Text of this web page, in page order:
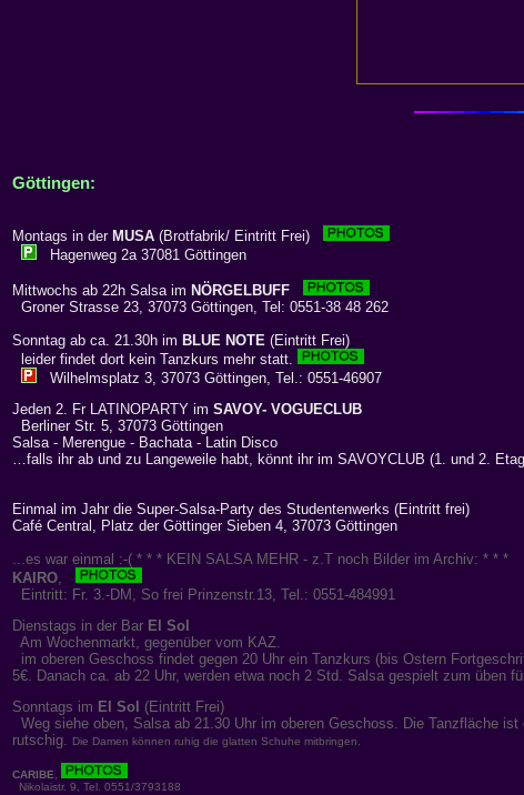
Göttingen:
Montags in der MUSA (Brotfabrik/ Eintritt Frei)
Hagenweg 2a 37081 Göttingen
Mittwochs ab 22h Salsa im NÖRGELBUFF
Groner Strasse 23, 37073 Göttingen, Tel: 0551-38 48 262
Sonntag ab ca. 21.30h im BLUE NOTE (Eintritt Frei)
leider findet dort kein Tanzkurs mehr statt.
Wilhelmsplatz 3, 37073 Göttingen, Tel.: 0551-46907
Jeden 2. Fr LATINOPARTY im SAVOY- VOGUECLUB
Berliner Str. 5, 37073 Göttingen
Salsa - Merengue - Bachata - Latin Disco
…falls ihr ab und zu Langeweile habt, könnt ihr im SAVOYCLUB (1. und 2.
Einmal im Jahr die Super-Salsa-Party des Studentenwerks (Eintritt frei)
Café Central, Platz der Göttinger Sieben 4, 37073 Göttingen
...es war einmal :-( * * * KEIN SALSA MEHR - z.T noch Bilder im Archiv: * * *
KAIRO,
Eintritt: Fr. 3.-DM, So frei Prinzenstr.13, Tel.: 0551-484991
Dienstags in der Bar El Sol
Am Wochenmarkt, gegenüber vom KAZ.
im oberen Geschoss findet gegen 20 Uhr ein Tanzkurs (bis Ostern
5€. Danach ca. ab 22 Uhr, werden etwa noch 2 Std. Salsa gespielt zum üben
Sonntags im El Sol (Eintritt Frei)
Weg siehe oben, Salsa ab 21.30 Uhr im oberen Geschoss. Die Tanzfläche
rutschig. Die Damen können ruhig die glatten Schuhe mitbringen.
CARIBE,
Nikolaistr. 9, Tel. 0551/3793188